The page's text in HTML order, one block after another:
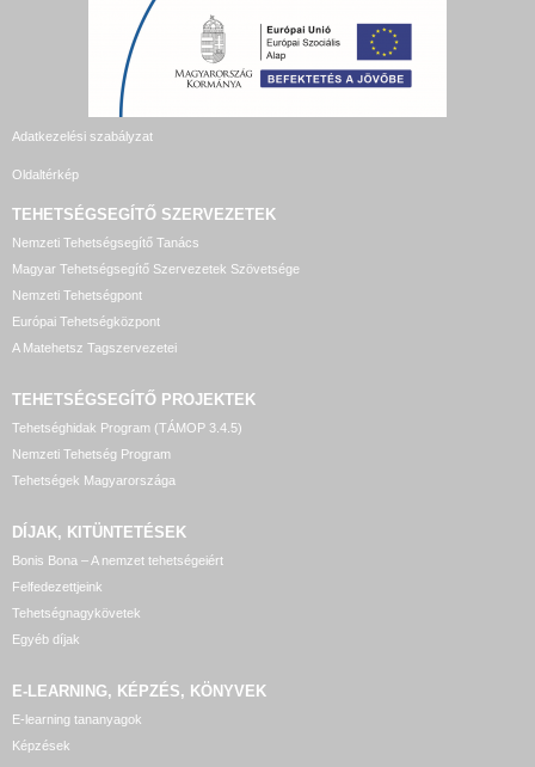
Adatkezelési szabályzat
Oldaltérkép
TEHETSÉGSEGÍTŐ SZERVEZETEK
Nemzeti Tehetségsegítő Tanács
Magyar Tehetségsegítő Szervezetek Szövetsége
Nemzeti Tehetségpont
Európai Tehetségközpont
A Matehetsz Tagszervezetei
TEHETSÉGSEGÍTŐ PROJEKTEK
Tehetséghidak Program (TÁMOP 3.4.5)
Nemzeti Tehetség Program
Tehetségek Magyarországa
DÍJAK, KITÜNTETÉSEK
Bonis Bona – A nemzet tehetségeiért
Felfedezettjeink
Tehetségnagykövetek
Egyéb díjak
E-LEARNING, KÉPZÉS, KÖNYVEK
E-learning tananyagok
Képzések